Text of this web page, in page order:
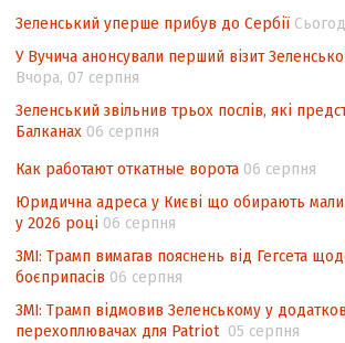
інтелектуальної власності
контексті євроінтеграції
невизначеності механізму
підрахунку голосів виборців
Інформаційна безпека суспільства
Зеленський уперше прибув до Сербії
У Вучича анонсували перший візит
Вчора, 07 серпня
Зеленський звільнив трьох послів, які
Балканах 06 серпня
Как работают откатные ворота 06 серпня
Юридична адреса у Києві що обирають малий
у 2026 році 06 серпня
ЗМІ: Трамп вимагав пояснень від Гегсета
боєприпасів 06 серпня
ЗМІ: Трамп відмовив Зеленському у
перехоплювачах для Patriot 05 серпня